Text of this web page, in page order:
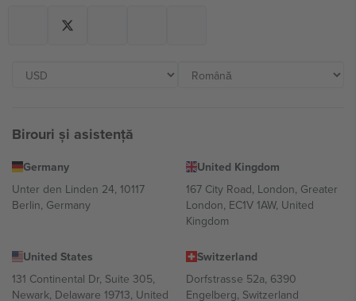
Birouri și asistență
Germany
Unter den Linden 24, 10117
Berlin, Germany
United Kingdom
167 City Road, London, Greater
London, EC1V 1AW, United
Kingdom
United States
131 Continental Dr, Suite 305,
Newark, Delaware 19713, United
Switzerland
Dorfstrasse 52a, 6390
Engelberg, Switzerland